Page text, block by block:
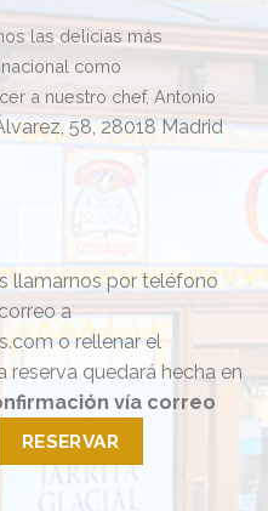
las delicias más
como
a nuestro chef, Antonio
58, 28018 Madrid
llamarnos por teléfono
a
o rellenar el
reserva quedará hecha en
vía correo
RESERVAR